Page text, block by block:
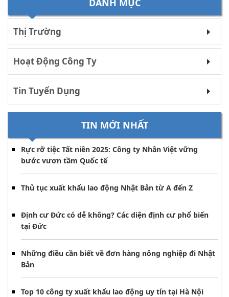
Thị Trường
Hoạt Động Công Ty
Tin Tuyển Dụng
TIN MỚI NHẤT
Rực rỡ tiệc Tất niên 2025: Công ty Nhân Việt vững
bước vươn tầm Quốc tế
Thủ tục xuất khẩu lao động Nhật Bản từ A đến Z
Định cư Đức có dễ không? Các diện định cư phổ biến
tại Đức
Những điều cần biết về đơn hàng nông nghiệp đi Nhật
Bản
Top 10 công ty xuất khẩu lao động uy tín tại Hà Nội